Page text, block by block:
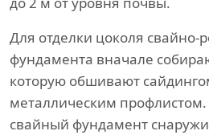
Для отделки цоколя свайно-
фундамента вначале
которую обшивают
металлическим
свайный фундамент